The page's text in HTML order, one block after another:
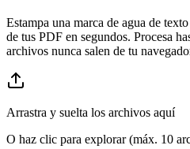
Estampa una marca de agua de
de tus PDF en segundos. Procesa
archivos nunca salen de tu
Arrastra y suelta los archivos aquí
O haz clic para explorar (máx. 10